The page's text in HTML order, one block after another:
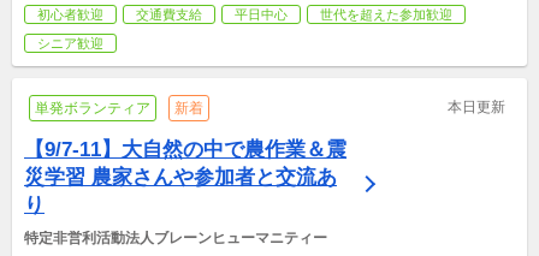
初心者歓迎 交通費支給 平日中心
世代を超えた参加歓迎
シニア歓迎
単発ボランティア 新着 本日更新
【9/7-11】大自然の中で農作業＆震
災学習 農家さんや参加者と交流あ
り
特定非営利活動法人ブレーンヒューマニティー